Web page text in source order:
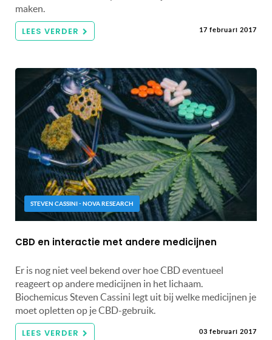
maken.
LEES VERDER 17 februari 2017
STEVEN CASSINI - NOVA RESEARCH
CBD en interactie met andere medicijnen
Er is nog niet veel bekend over hoe CBD eventueel
reageert op andere medicijnen in het lichaam.
Biochemicus Steven Cassini legt uit bij welke medicijnen je
moet opletten op je CBD-gebruik.
LEES VERDER 03 februari 2017